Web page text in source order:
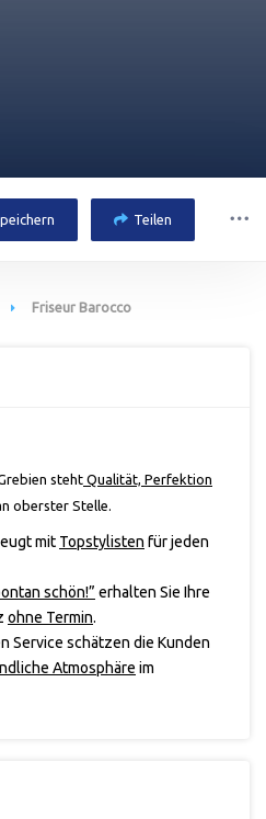
Teilen
Friseur Barocco
steht Qualität, Perfektion
oberster Stelle.
mit Topstylisten für jeden
schön!” erhalten Sie Ihre
ohne Termin.
Service schätzen die Kunden
Atmosphäre im